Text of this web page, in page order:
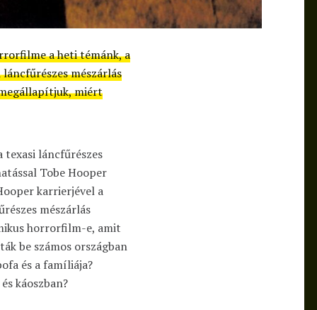
a heti témánk, a
láncfűrészes mészárlás
miért
texasi láncfűrészes
Tobe Hooper
karrierjével a
mészárlás
horrorfilm-e, amit
be számos országban
és a famíliája?
káoszban?